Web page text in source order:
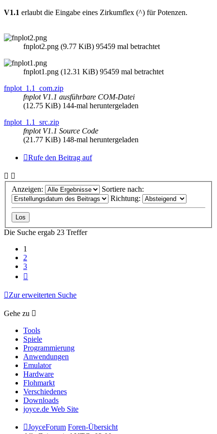
V1.1 erlaubt die Eingabe eines Zirkumflex (^) für Potenzen.
fnplot2.png (9.77 KiB) 95459 mal betrachtet
fnplot1.png (12.31 KiB) 95459 mal betrachtet
fnplot_1.1_com.zip
fnplot V1.1 ausführbare COM-Datei
(12.75 KiB) 144-mal heruntergeladen
fnplot_1.1_src.zip
fnplot V1.1 Source Code
(21.77 KiB) 148-mal heruntergeladen
Rufe den Beitrag auf
Anzeigen:
Sortiere nach:
Richtung:
Die Suche ergab 23 Treffer
1
2
3
Zur erweiterten Suche
Gehe zu
Tools
Spiele
Programmierung
Anwendungen
Emulator
Hardware
Flohmarkt
Verschiedenes
Downloads
joyce.de Web Site
JoyceForum Foren-Übersicht